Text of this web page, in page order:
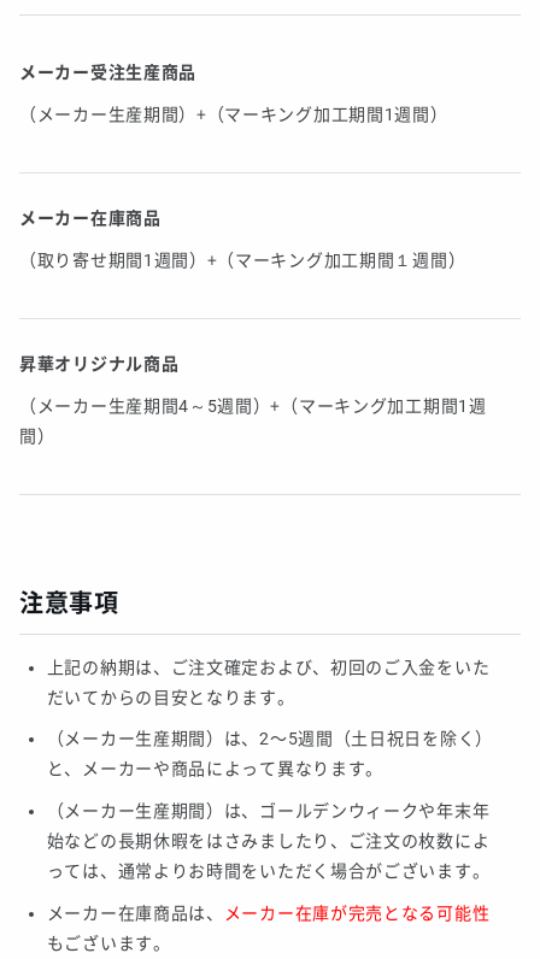
メーカー受注生産商品
（メーカー生産期間）+（マーキング加工期間1週間）
メーカー在庫商品
（取り寄せ期間1週間）+（マーキング加工期間１週間）
昇華オリジナル商品
（メーカー生産期間4～5週間）+（マーキング加工期間1週
間）
注意事項
上記の納期は、ご注文確定および、初回のご入金をいた
だいてからの目安となります。
（メーカー生産期間）は、2〜5週間（土日祝日を除く）
と、メーカーや商品によって異なります。
（メーカー生産期間）は、ゴールデンウィークや年末年
始などの長期休暇をはさみましたり、ご注文の枚数によ
っては、通常よりお時間をいただく場合がございます。
メーカー在庫商品は、
メーカー在庫が完売となる可能性
もございます。